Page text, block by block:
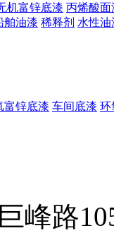
机富锌底漆 丙烯酸面
舶油漆 稀释剂 水性油
富锌底漆 车间底漆 环
峰路